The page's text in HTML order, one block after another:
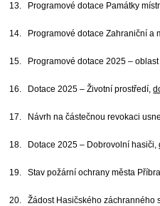
13. Programové dotace Památky
14. Programové dotace Zahraniční a
15. Programové dotace 2025 –
16. Dotace 2025 – Životní prostředí,
17. Návrh na částečnou revokaci
18. Dotace 2025 – Dobrovolní hasiči,
19. Stav požární ochrany města
20. Žádost Hasičského záchranného